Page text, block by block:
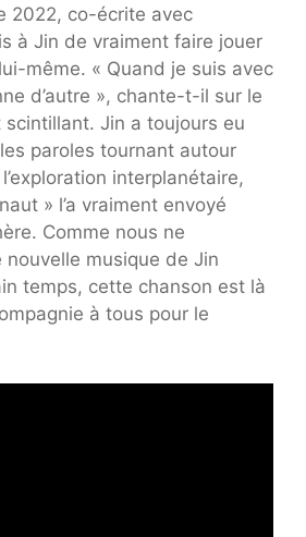
2022, co-écrite avec
à Jin de vraiment faire jouer
même. « Quand je suis avec
d’autre », chante-t-il sur le
Jin a toujours eu
paroles tournant autour
interplanétaire,
» l’a vraiment envoyé
Comme nous ne
nouvelle musique de Jin
temps, cette chanson est là
à tous pour le